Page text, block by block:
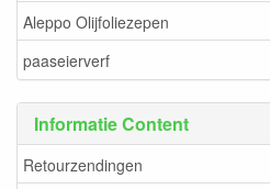
Aleppo Olijfoliezepen
paaseierverf
Informatie Content
Retourzendingen